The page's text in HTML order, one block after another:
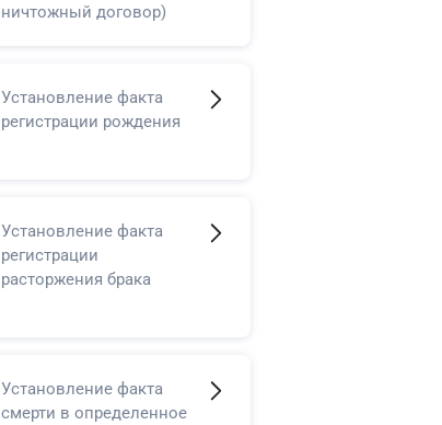
ничтожный договор)
Установление факта
регистрации рождения
Установление факта
регистрации
расторжения брака
Установление факта
смерти в определенное